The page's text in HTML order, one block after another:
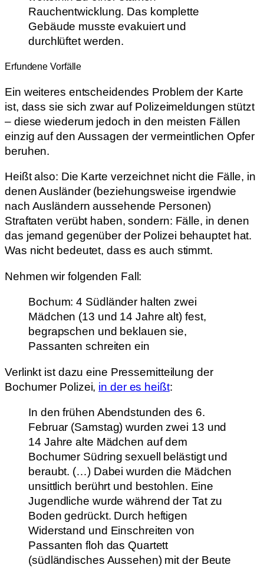
Rauchentwicklung. Das komplette
Gebäude musste evakuiert und
durchlüftet werden.
Erfundene Vorfälle
Ein weiteres entscheidendes Problem der Karte
ist, dass sie sich zwar auf Polizeimeldungen stützt
– diese wiederum jedoch in den meisten Fällen
einzig auf den Aussagen der vermeintlichen Opfer
beruhen.
Heißt also: Die Karte verzeichnet nicht die Fälle, in
denen Ausländer (beziehungsweise irgendwie
nach Ausländern aussehende Personen)
Straftaten verübt haben, sondern: Fälle, in denen
das jemand gegenüber der Polizei behauptet hat.
Was nicht bedeutet, dass es auch stimmt.
Nehmen wir folgenden Fall:
Bochum: 4 Südländer halten zwei
Mädchen (13 und 14 Jahre alt) fest,
begrapschen und beklauen sie,
Passanten schreiten ein
Verlinkt ist dazu eine Pressemitteilung der
Bochumer Polizei, in der es heißt:
In den frühen Abendstunden des 6.
Februar (Samstag) wurden zwei 13 und
14 Jahre alte Mädchen auf dem
Bochumer Südring sexuell belästigt und
beraubt. (…) Dabei wurden die Mädchen
unsittlich berührt und bestohlen. Eine
Jugendliche wurde während der Tat zu
Boden gedrückt. Durch heftigen
Widerstand und Einschreiten von
Passanten floh das Quartett
(südländisches Aussehen) mit der Beute